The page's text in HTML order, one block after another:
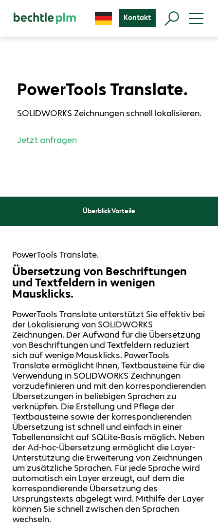
Kontakt
PowerTools Translate.
SOLIDWORKS Zeichnungen schnell lokalisieren.
Jetzt anfragen
ÜberblickVorteile
PowerTools Translate.
Übersetzung von Beschriftungen
und Textfeldern in wenigen
Mausklicks.
PowerTools Translate unterstützt Sie effektiv bei
der Lokalisierung von SOLIDWORKS
Zeichnungen. Der Aufwand für die Übersetzung
von Beschriftungen und Textfeldern reduziert
sich auf wenige Mausklicks. PowerTools
Translate ermöglicht Ihnen, Textbausteine für die
Verwendung in SOLIDWORKS Zeichnungen
vorzudefinieren und mit den korrespondierenden
Übersetzungen in beliebigen Sprachen zu
verknüpfen. Die Erstellung und Pflege der
Textbausteine sowie der korrespondierenden
Übersetzung ist schnell und einfach in einer
Tabellenansicht auf SQLite-Basis möglich. Neben
der Ad-hoc-Übersetzung ermöglicht die Layer-
Unterstützung die Erweiterung von Zeichnungen
um zusätzliche Sprachen. Für jede Sprache wird
automatisch ein Layer erzeugt, auf dem die
korrespondierende Übersetzung des
Ursprungstexts abgelegt wird. Mithilfe der Layer
können Sie schnell zwischen den Sprachen
wechseln.